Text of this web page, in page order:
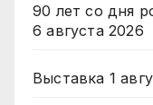
90 лет со дня
6 августа 2026
Выставка 1